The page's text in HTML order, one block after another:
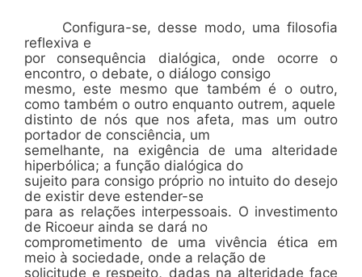
Configura-se, desse modo, uma filosofia
reflexiva e
por consequência dialógica, onde ocorre o
encontro, o debate, o diálogo consigo
mesmo, este mesmo que também é o outro,
como também o outro enquanto outrem, aquele
distinto de nós que nos afeta, mas um outro
portador de consciência, um
semelhante, na exigência de uma alteridade
hiperbólica; a função dialógica do
sujeito para consigo próprio no intuito do desejo
de existir deve estender-se
para as relações interpessoais. O investimento
de Ricoeur ainda se dará no
comprometimento de uma vivência ética em
meio à sociedade, onde a relação de
solicitude e respeito, dadas na alteridade face